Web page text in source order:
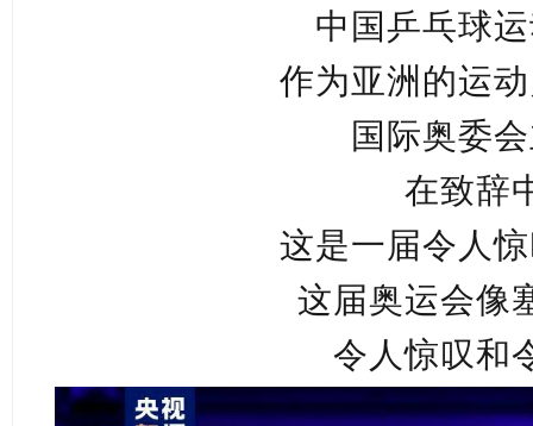
中国乒乓球
作为亚洲的运
国际奥委
在致辞
这是一届令人
这届奥运会像
令人惊叹和